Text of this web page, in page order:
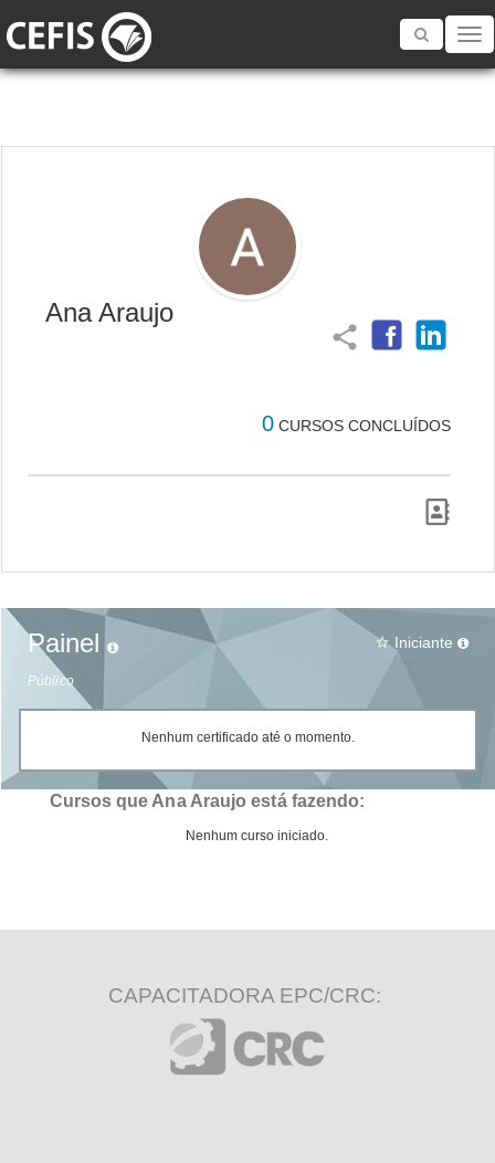
Toggle
Ana Araujo
share
0 CURSOS CONCLUÍDOS
Painel
Público
star_border Iniciante
Nenhum certificado até o momento.
Cursos que Ana Araujo está fazendo:
Nenhum curso iniciado.
CAPACITADORA EPC/CRC: